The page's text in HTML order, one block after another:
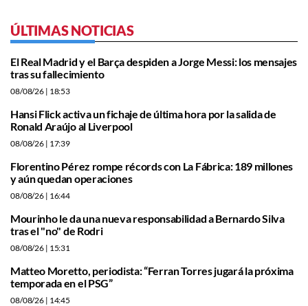
ÚLTIMAS NOTICIAS
El Real Madrid y el Barça despiden a Jorge Messi: los mensajes
tras su fallecimiento
08/08/26 | 18:53
Hansi Flick activa un fichaje de última hora por la salida de
Ronald Araújo al Liverpool
08/08/26 | 17:39
Florentino Pérez rompe récords con La Fábrica: 189 millones
y aún quedan operaciones
08/08/26 | 16:44
Mourinho le da una nueva responsabilidad a Bernardo Silva
tras el "no" de Rodri
08/08/26 | 15:31
Matteo Moretto, periodista: “Ferran Torres jugará la próxima
temporada en el PSG”
08/08/26 | 14:45